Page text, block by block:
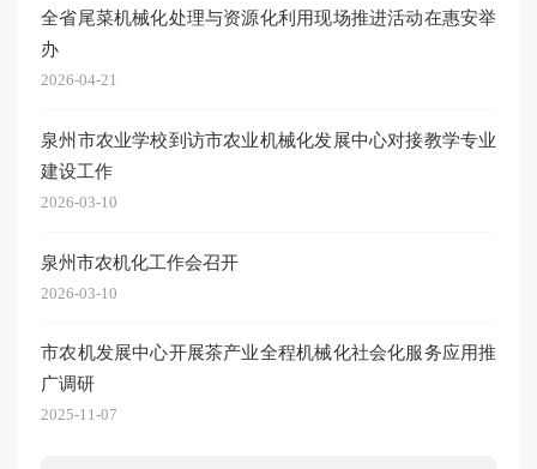
全省尾菜机械化处理与资源化利用现场推进活动在惠安举
办
2026-04-21
泉州市农业学校到访市农业机械化发展中心对接教学专业
建设工作
2026-03-10
泉州市农机化工作会召开
2026-03-10
市农机发展中心开展茶产业全程机械化社会化服务应用推
广调研
2025-11-07